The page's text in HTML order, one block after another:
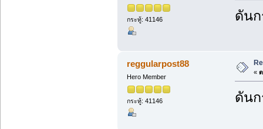
กระทู้: 41146 ดัน
reggularpost88
Hero Member
กระทู้: 41146
«
ดัน